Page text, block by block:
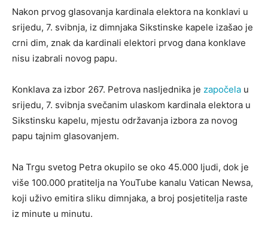
Nakon prvog glasovanja kardinala elektora na konklavi u
srijedu, 7. svibnja, iz dimnjaka Sikstinske kapele izašao je
crni dim, znak da kardinali elektori prvog dana konklave
nisu izabrali novog papu.
Konklava za izbor 267. Petrova nasljednika je započela u
srijedu, 7. svibnja svečanim ulaskom kardinala elektora u
Sikstinsku kapelu, mjestu održavanja izbora za novog
papu tajnim glasovanjem.
Na Trgu svetog Petra okupilo se oko 45.000 ljudi, dok je
više 100.000 pratitelja na YouTube kanalu Vatican Newsa,
koji uživo emitira sliku dimnjaka, a broj posjetitelja raste
iz minute u minutu.